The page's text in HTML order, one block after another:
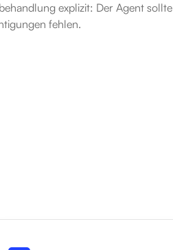
explizit: Der Agent sollte
fehlen.